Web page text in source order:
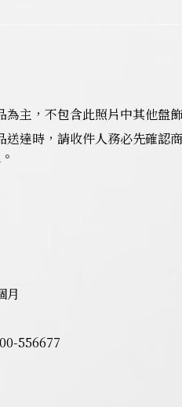
主，不包含此照片中其他盤
達時，請收件人務必先確
月
556677